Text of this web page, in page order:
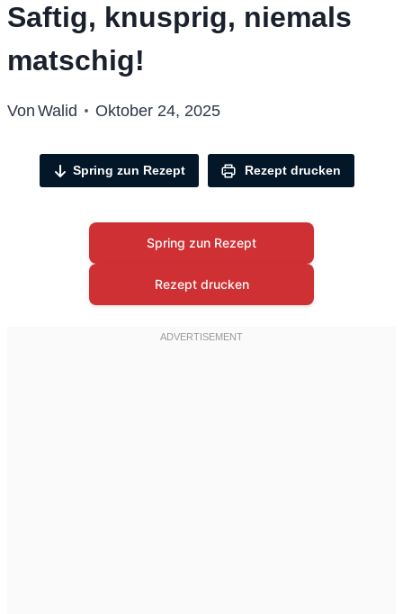
Saftig, knusprig, niemals
matschig!
Von Walid Oktober 24, 2025
Spring zun Rezept Rezept drucken
Spring zun Rezept
Rezept drucken